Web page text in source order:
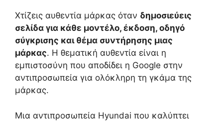
Χτίζεις αυθεντία μάρκας όταν δημοσιεύεις
σελίδα για κάθε μοντέλο, έκδοση, οδηγό
σύγκρισης και θέμα συντήρησης μιας
μάρκας. Η θεματική αυθεντία είναι η
εμπιστοσύνη που αποδίδει η Google στην
αντιπροσωπεία για ολόκληρη τη γκάμα της
μάρκας.
Μια αντιπροσωπεία Hyundai που καλύπτει